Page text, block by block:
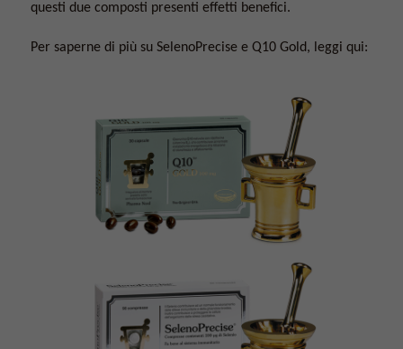
questi due composti presenti effetti benefici.
Per saperne di più su SelenoPrecise e Q10 Gold, leggi qui: